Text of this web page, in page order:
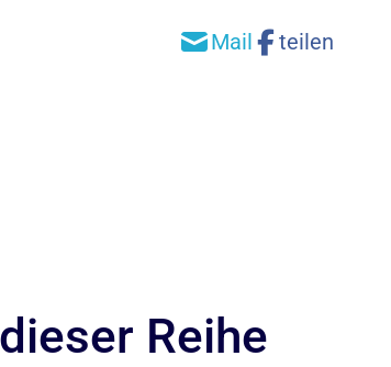
Reihe